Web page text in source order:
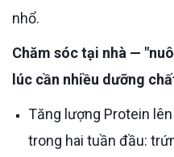
nhổ.
Chăm sóc tại nhà — "nuôi" cả hai vết thương cùng
lúc cần nhiều dưỡng
Tăng lượng Protein lên mức cao hơn bình thường
trong hai tuần đầu: